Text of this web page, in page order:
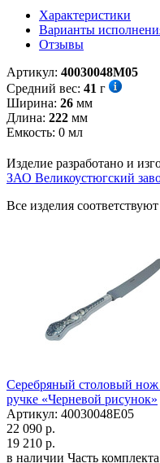
Характеристики
Варианты
Отзывы
Артикул: 40030048М05
Средний вес: 41 г
Ширина: 26 мм
Длина: 222 мм
Емкость: 0 мл
Изделие разработано и
ЗАО Великоустюгский
Все изделия соответствуют
Серебряный столовый
ручке «Черневой рисунок»
Артикул: 40030048Е05
22 090 р.
19 210 р.
в наличии Часть комплекта